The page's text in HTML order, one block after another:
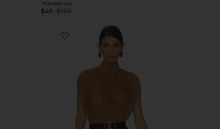
Nakedvice
$46 Precio anterior:
$120